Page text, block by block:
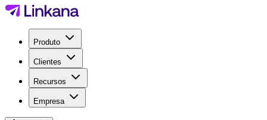
Produto
Clientes
Recursos
Empresa